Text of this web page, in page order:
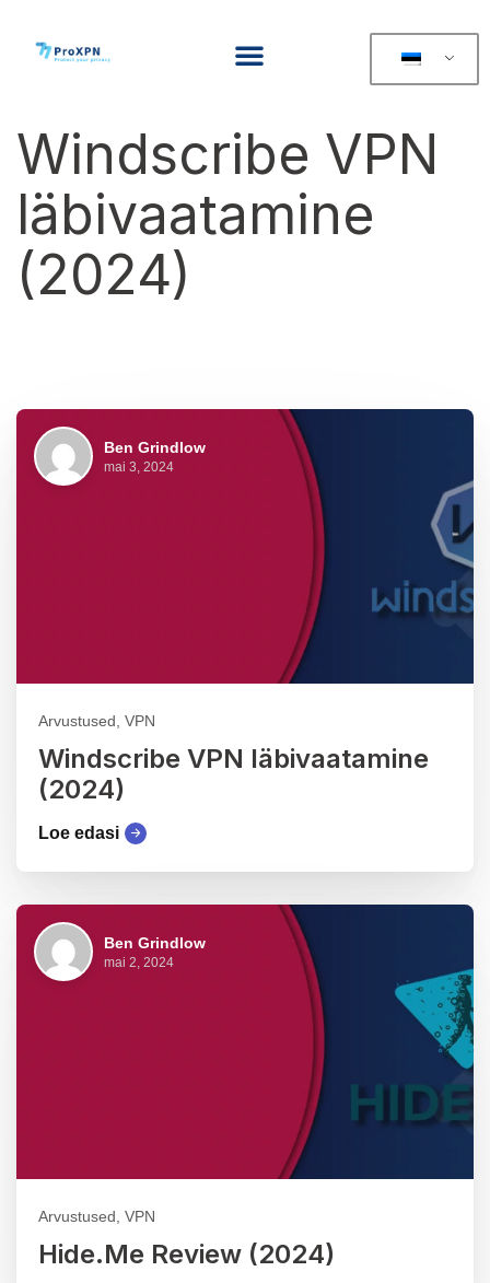
Windscribe VPN
läbivaatamine
(2024)
Ben Grindlow
mai 3, 2024
Arvustused, VPN
Windscribe VPN läbivaatamine
(2024)
Loe edasi
Ben Grindlow
mai 2, 2024
Arvustused, VPN
Hide.Me Review (2024)